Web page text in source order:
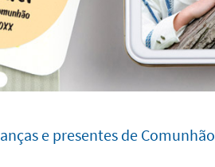
e presentes de Comunhão